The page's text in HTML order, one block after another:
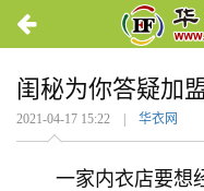
闺秘为你答疑加
2021-04-17 15:22 | 华衣网
一家内衣店要想经